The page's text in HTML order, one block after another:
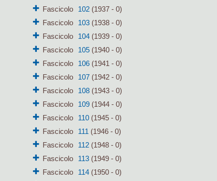
Fascicolo
102(1937 - 0)
Fascicolo
103(1938 - 0)
Fascicolo
104(1939 - 0)
Fascicolo
105(1940 - 0)
Fascicolo
106(1941 - 0)
Fascicolo
107(1942 - 0)
Fascicolo
108(1943 - 0)
Fascicolo
109(1944 - 0)
Fascicolo
110(1945 - 0)
Fascicolo
111 (1946 - 0)
Fascicolo
112(1948 - 0)
Fascicolo
113(1949 - 0)
Fascicolo
114(1950 - 0)